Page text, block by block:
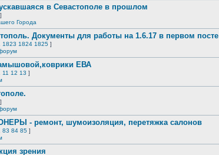
в Севастополе в прошлом
]
Города
Документы для работы на 1.6.17 в первом посте
1823 1824 1825 ]
ЕВА
11 12 13 ]
]
- ремонт, шумоизоляция, перетяжка салонов
83 84 85 ]
зрения